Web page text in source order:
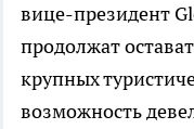
вице-президент
продолжат
крупных
возможность